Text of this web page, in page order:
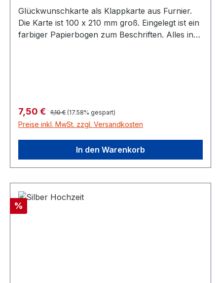
Glückwunschkarte als Klappkarte aus Furnier.
Die Karte ist 100 x 210 mm groß. Eingelegt ist ein
farbiger Papierbogen zum Beschriften. Alles in
Verkaufspreis:
7,50 € Regulärer Preis:
9,10 € (17.58% gespart)
Preise inkl. MwSt. zzgl. Versandkosten
In den Warenkorb
Rabatt
%